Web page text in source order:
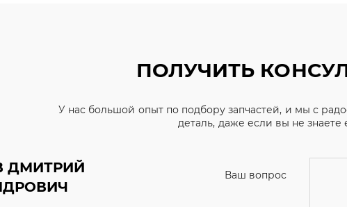
ПОЛУЧИТЬ
У нас большой опыт по подбору запчастей, и мы с
деталь, даже если вы не знаете
ДМИТРИЙ
Ваш вопрос